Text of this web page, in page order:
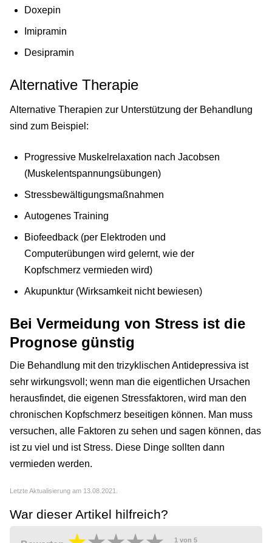
Doxepin
Imipramin
Desipramin
Alternative Therapie
Alternative Therapien zur Unterstützung der Behandlung
sind zum Beispiel:
Progressive Muskelrelaxation nach Jacobsen
(Muskelentspannungsübungen)
Stressbewältigungsmaßnahmen
Autogenes Training
Biofeedback (per Elektroden und
Computerübungen wird gelernt, wie der
Kopfschmerz vermieden wird)
Akupunktur (Wirksamkeit nicht bewiesen)
Bei Vermeidung von Stress ist die
Prognose günstig
Die Behandlung mit den trizyklischen Antidepressiva ist
sehr wirkungsvoll; wenn man die eigentlichen Ursachen
herausfindet, die eigenen Stressfaktoren, wird man den
chronischen Kopfschmerz beseitigen können. Man muss
versuchen, alle Faktoren zu sehen und sagen können, das
ist zu viel und ist Stress. Diese Dinge sollten dann
vermieden werden.
Letzte Aktualisierung am 13.08.2021.
War dieser Artikel hilfreich?
1 von 5